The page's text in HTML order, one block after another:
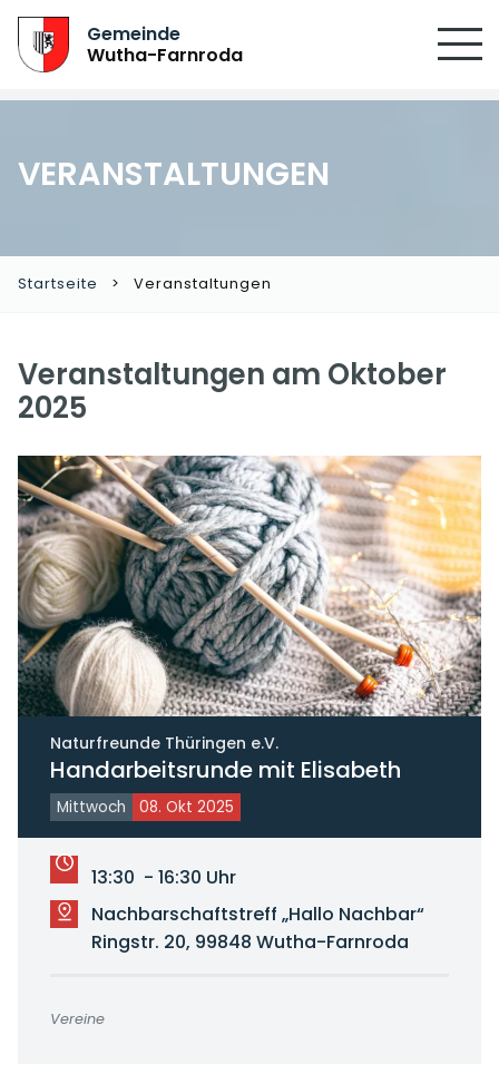
Gemeinde
Wutha-Farnroda
VERANSTALTUNGEN
Startseite Veranstaltungen
Veranstaltungen am Oktober
2025
Naturfreunde Thüringen e.V.
Handarbeitsrunde mit Elisabeth
Mittwoch 08. Okt 2025
13:30 - 16:30 Uhr
Nachbarschaftstreff „Hallo Nachbar“
Ringstr. 20, 99848 Wutha-Farnroda
Vereine